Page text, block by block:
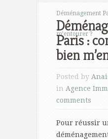
Déménagement
m’entourer ?
Paris :
bien
Posted by
in Agence
comments
Pour réussir